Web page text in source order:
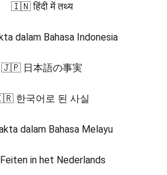
🇮🇳 हिंदी में तथ्य
dalam Bahasa Indonesia
🇯🇵 日本語の事実
한국어로 된 사실
dalam Bahasa Melayu
in het Nederlands